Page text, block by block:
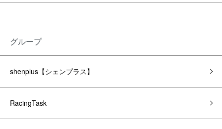
グループ
shenplus【シェンプラス】
RacingTask